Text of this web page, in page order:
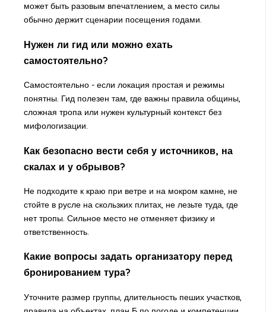
может быть разовым впечатлением, а место силы
обычно держит сценарии посещения годами.
Нужен ли гид или можно ехать
самостоятельно?
Самостоятельно - если локация простая и режимы
понятны. Гид полезен там, где важны правила общины,
сложная тропа или нужен культурный контекст без
мифологизации.
Как безопасно вести себя у источников, на
скалах и у обрывов?
Не подходите к краю при ветре и на мокром камне, не
стойте в русле на скользких плитах, не лезьте туда, где
нет тропы. Сильное место не отменяет физику и
ответственность.
Какие вопросы задать организатору перед
бронированием тура?
Уточните размер группы, длительность пеших участков,